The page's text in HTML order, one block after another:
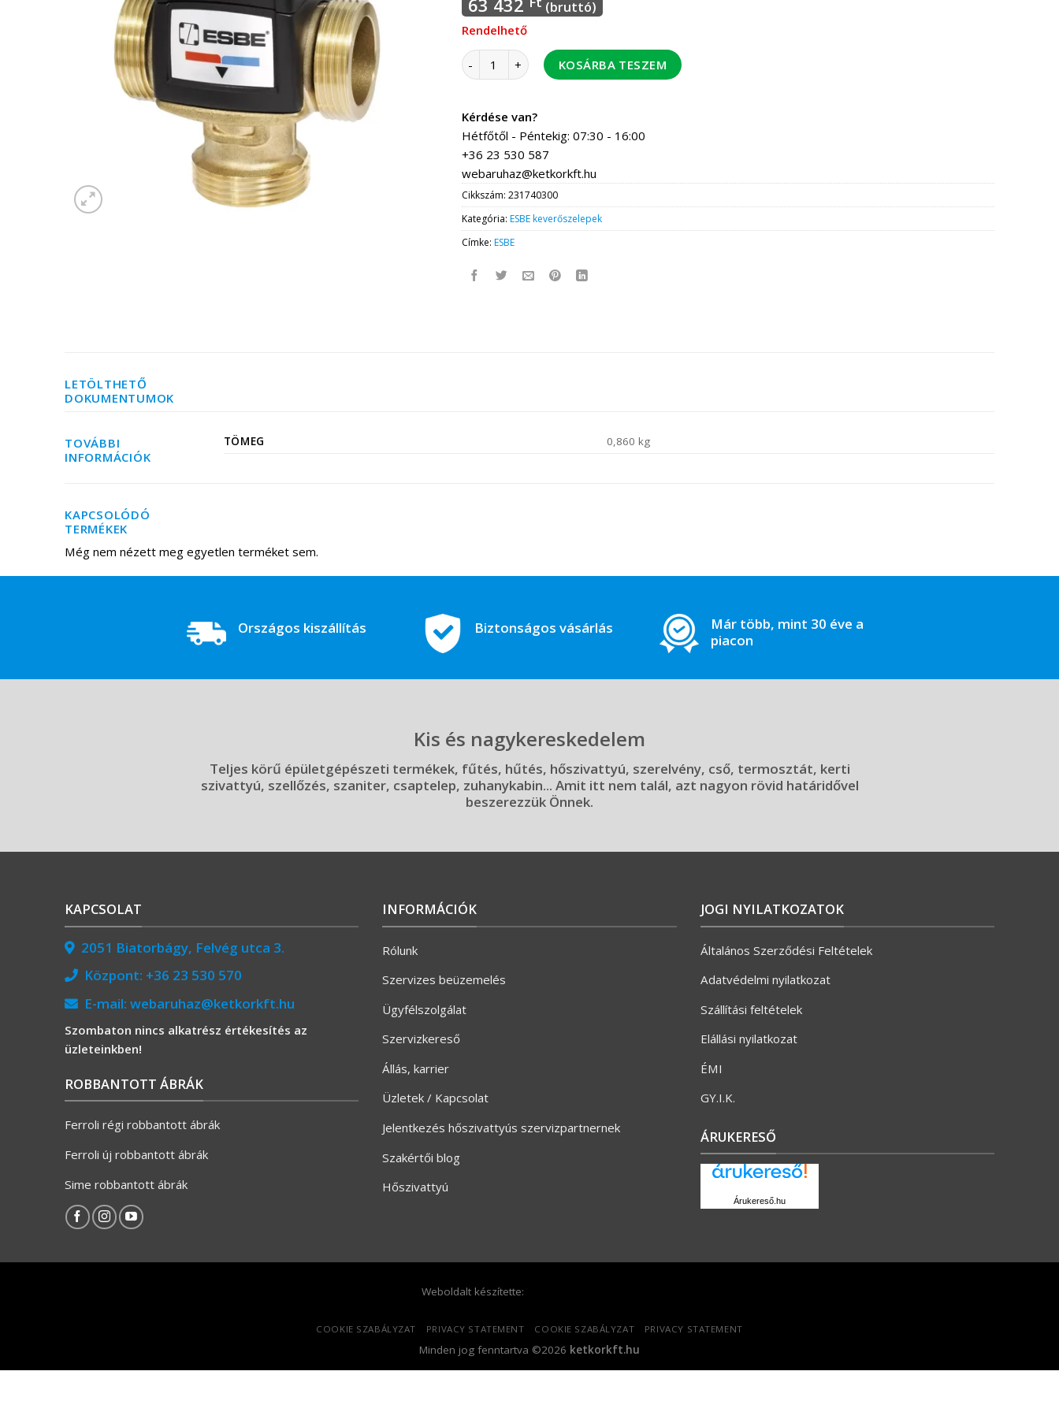
63 432 (bruttó)
Rendelhető
ESBE VTS552 45-65C KM 5/4" kvs 3,5 keverőszelep szolár rendszerek ivóvíz mennyiség
KOSÁRBA TESZEM
Kérdése van?
Hétfőtől - Péntekig: 07:30 - 16:00
+36 23 530 587
webaruhaz@ketkorkft.hu
Cikkszám:231740300
Kategória:ESBE keverőszelepek
Címke:ESBE
LETÖLTHETŐ
DOKUMENTUMOK
TOVÁBBI
INFORMÁCIÓK
TÖMEG 0,860 kg
KAPCSOLÓDÓ
TERMÉKEK
Még nem nézett meg egyetlen terméket sem.
Országos kiszállítás Biztonságos vásárlás
Már több, mint 30 éve a
piacon
Kis és nagykereskedelem
Teljes körű épületgépészeti termékek, fűtés, hűtés, hőszivattyú, szerelvény, cső, termosztát, kerti
szivattyú, szellőzés, szaniter, csaptelep, zuhanykabin... Amit itt nem talál, azt nagyon rövid határidővel
beszerezzük Önnek.
KAPCSOLAT
2051 Biatorbágy, Felvég utca 3.
Központ: +36 23 530 570
E-mail: webaruhaz@ketkorkft.hu
Szombaton nincs alkatrész értékesítés az
üzleteinkben!
ROBBANTOTT ÁBRÁK
Ferroli régi robbantott ábrák
Ferroli új robbantott ábrák
Sime robbantott ábrák
INFORMÁCIÓK
Rólunk
Szervizes beüzemelés
Ügyfélszolgálat
Szervizkereső
Állás, karrier
Üzletek / Kapcsolat
Jelentkezés hőszivattyús szervizpartnernek
Szakértői blog
Hőszivattyú
JOGI NYILATKOZATOK
Általános Szerződési Feltételek
Adatvédelmi nyilatkozat
Szállítási feltételek
Elállási nyilatkozat
ÉMI
GY.I.K.
ÁRUKERESŐ
Árukereső.hu
Weboldalt készítette:
COOKIE SZABÁLYZAT PRIVACY STATEMENT COOKIE SZABÁLYZAT PRIVACY STATEMENT
Minden jog fenntartva ©2026 ketkorkft.hu